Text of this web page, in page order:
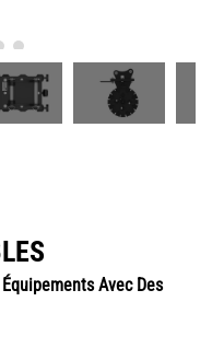
Avec Des